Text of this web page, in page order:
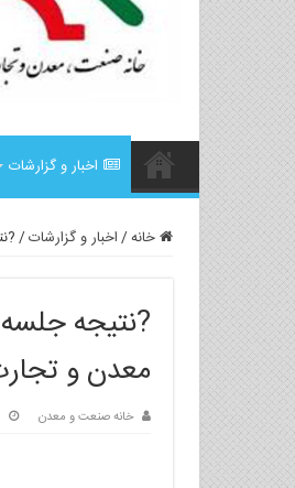
اخبار و گزارشات
خانه/اخبار و گزارشات/
?نتیجه
معدن و
خانه صنعت و معدن